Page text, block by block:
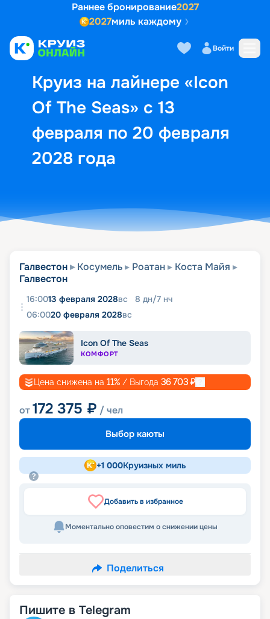
Раннее бронирование2027
2027миль каждому
Войти
Круиз на лайнере «Icon
Of The Seas» с 13
февраля по 20 февраля
2028 года
Выбор кают Маршрут и
Галвестон Косумель Роатан
Коста Майя
Галвестон
16:0013 февраля 2028вс 8 дн/7 нч
06:0020 февраля 2028вс
Icon Of The Seas
КОМФОРТ
Цена снижена на 11% / Выгода 36 703 ₽
от172 375 ₽ / чел
Выбор каюты
+1 000Круизных миль
Добавить в избранное
Моментально оповестим о снижении цены
Поделиться
Пишите в Telegram